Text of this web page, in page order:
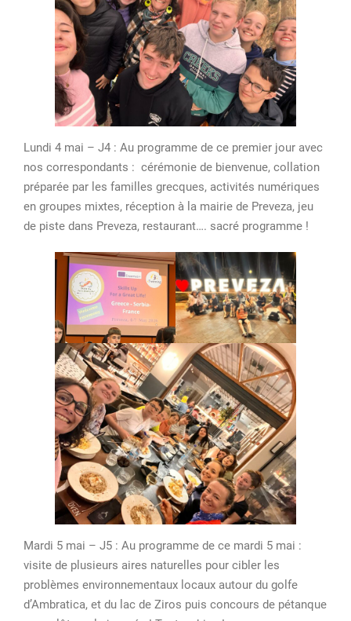
Lundi 4 mai – J4 : Au programme de ce premier jour avec
nos correspondants : cérémonie de bienvenue, collation
préparée par les familles grecques, activités numériques
en groupes mixtes, réception à la mairie de Preveza, jeu
de piste dans Preveza, restaurant…. sacré programme !
Mardi 5 mai – J5 : Au programme de ce mardi 5 mai :
visite de plusieurs aires naturelles pour cibler les
problèmes environnementaux locaux autour du golfe
d’Ambratica, et du lac de Ziros puis concours de pétanque